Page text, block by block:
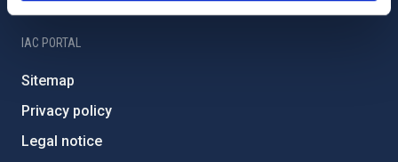
IAC PORTAL
Sitemap
Privacy policy
Legal notice